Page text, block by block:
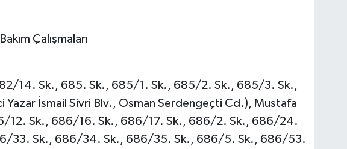
Çalışmaları
14. Sk., 685. Sk., 685/1. Sk., 685/2. Sk., 685/3. Sk.,
İsmail Sivri Blv., Osman Serdengeçti Cd.), Mustafa
12. Sk., 686/16. Sk., 686/17. Sk., 686/2. Sk., 686/24.
33. Sk., 686/34. Sk., 686/35. Sk., 686/5. Sk., 686/53.